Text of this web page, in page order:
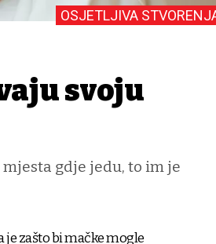
OSJETLJIVA
svoju
gdje jedu, to im je
zašto bi mačke mogle